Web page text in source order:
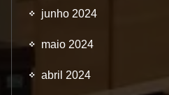
junho 2024
maio 2024
abril 2024